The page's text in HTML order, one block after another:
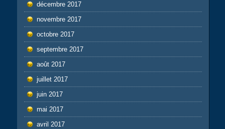
décembre 2017
novembre 2017
octobre 2017
septembre 2017
août 2017
juillet 2017
juin 2017
mai 2017
avril 2017